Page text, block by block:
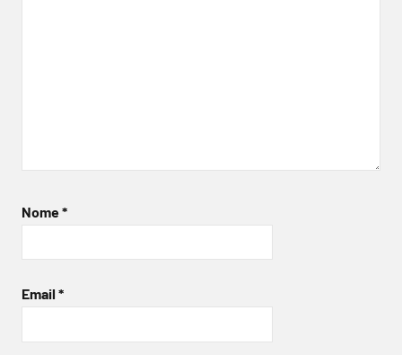
Nome*
Email *